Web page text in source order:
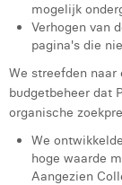
Mathias
Matthias
Ninon
Pieter
mogelijk
Verhogen van
pagina's die
We streefden
budgetbeheer dat
organische
We
hoge waarde
Aangezien